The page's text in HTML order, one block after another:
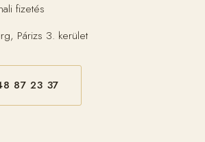
fizetés
Párizs 3. kerület
87 23 37